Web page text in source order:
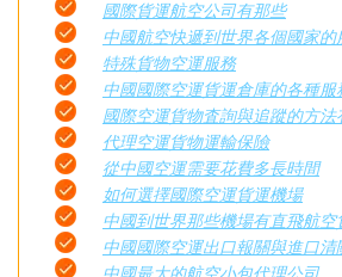
國際貨運航空公司有那些
中國航空快遞到世界各個國家的
特殊貨物空運服務
中國國際空運貨運倉庫的各種服
國際空運貨物査詢與追蹤的方法
代理空運貨物運輸保險
從中國空運需要花費多長時間
如何選擇國際空運貨運機場
中國到世界那些機場有直飛航空
中國國際空運出口報關與進口清